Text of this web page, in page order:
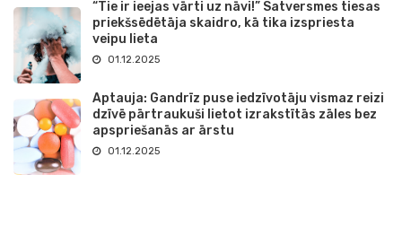
“Tie ir ieejas vārti uz nāvi!” Satversmes tiesas
priekšsēdētāja skaidro, kā tika izspriesta
veipu lieta
01.12.2025
Aptauja: Gandrīz puse iedzīvotāju vismaz reizi
dzīvē pārtraukuši lietot izrakstītās zāles bez
apspriešanās ar ārstu
01.12.2025